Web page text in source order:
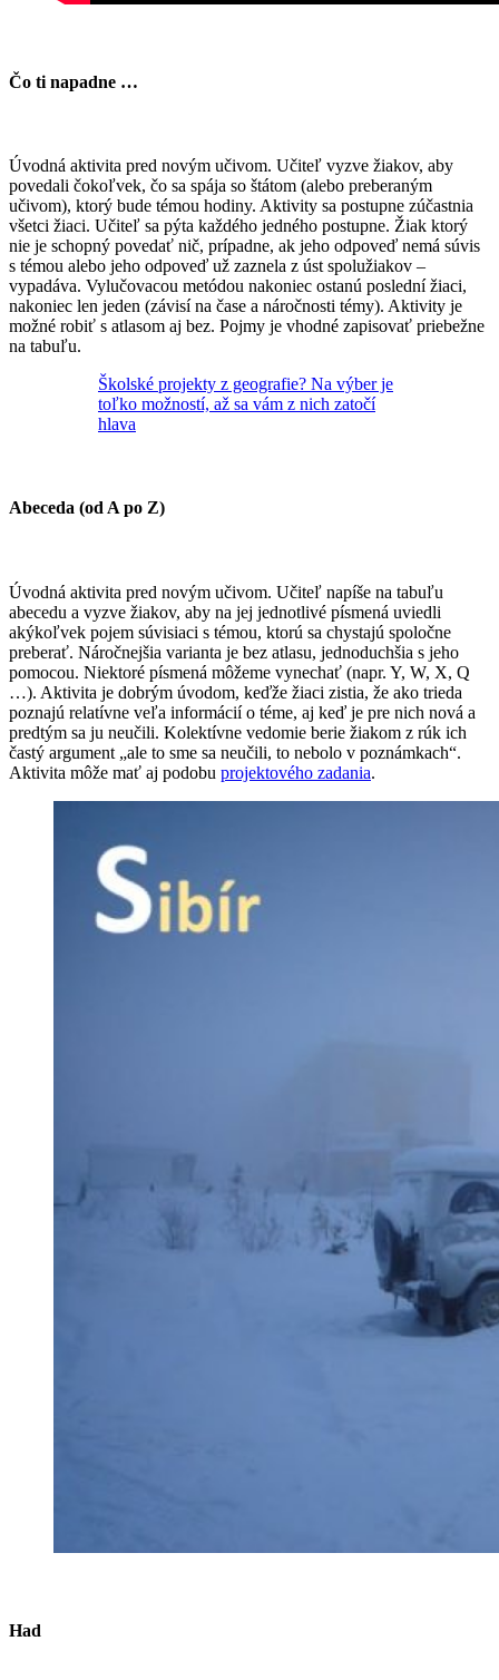
​Čo ti napadne …
Úvodná aktivita pred novým učivom. Učiteľ vyzve žiakov, aby
povedali čokoľvek, čo sa spája so štátom (alebo preberaným
učivom), ktorý bude témou hodiny. Aktivity sa postupne zúčastnia
všetci žiaci. Učiteľ sa pýta každého jedného postupne. Žiak ktorý
nie je schopný povedať nič, prípadne, ak jeho odpoveď nemá súvis
s témou alebo jeho odpoveď už zaznela z úst spolužiakov –
vypadáva. Vylučovacou metódou nakoniec ostanú poslední žiaci,
nakoniec len jeden (závisí na čase a náročnosti témy). Aktivity je
možné robiť s atlasom aj bez. Pojmy je vhodné zapisovať priebežne
na tabuľu.
Školské projekty z geografie? Na výber je
toľko možností, až sa vám z nich zatočí
hlava
Abeceda (od A po Z)
Úvodná aktivita pred novým učivom. Učiteľ napíše na tabuľu
abecedu a vyzve žiakov, aby na jej jednotlivé písmená uviedli
akýkoľvek pojem súvisiaci s témou, ktorú sa chystajú spoločne
preberať. Náročnejšia varianta je bez atlasu, jednoduchšia s jeho
pomocou. Niektoré písmená môžeme vynechať (napr. Y, W, X, Q
…). Aktivita je dobrým úvodom, keďže žiaci zistia, že ako trieda
poznajú relatívne veľa informácií o téme, aj keď je pre nich nová a
predtým sa ju neučili. Kolektívne vedomie berie žiakom z rúk ich
častý argument „ale to sme sa neučili, to nebolo v poznámkach“.
Aktivita môže mať aj podobu projektového zadania.
Had